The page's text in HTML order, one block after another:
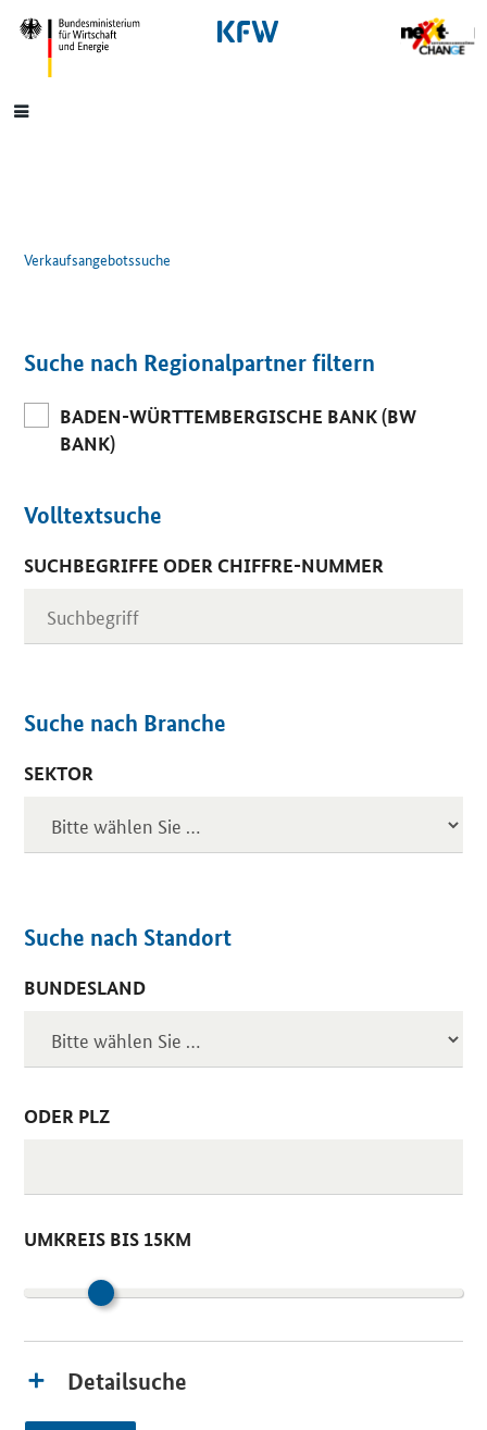
SrOnlyNavigation
Hauptmenü
Verkaufsangebotssuche
Suche nach Regionalpartner filtern
BADEN-WÜRTTEMBERGISCHE BANK (BW
BANK)
Volltextsuche
SUCHBEGRIFFE ODER CHIFFRE-NUMMER
Suche nach Branche
SEKTOR
Suche nach Standort
BUNDESLAND
ODER PLZ
UMKREIS BIS 15KM
Detailsuche